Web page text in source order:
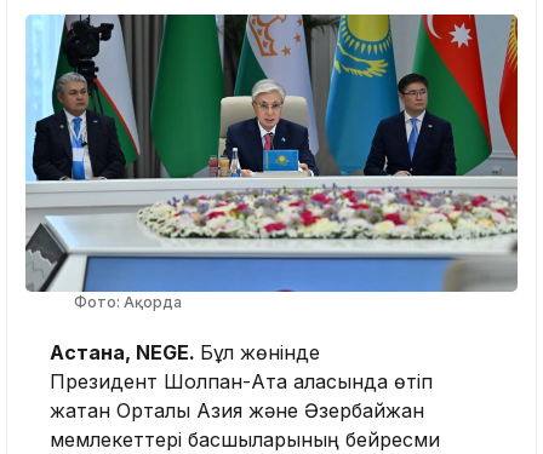
Фото: Ақорда
Астана, NEGE. Бұл жөнінде
Президент Шолпан-Ата қаласында өтіп
жатқан Орталық Азия және Әзербайжан
мемлекеттері басшыларының бейресми